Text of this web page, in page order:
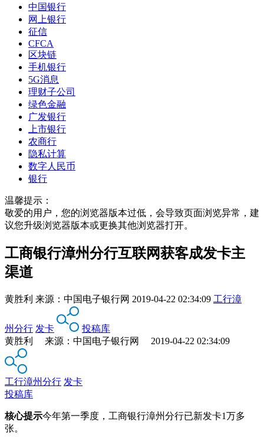
中国银行
网上银行
征信
CFCA
区块链
手机银行
5G消息
理财子公司
绿色金融
广发银行
上市银行
农商行
隐私计算
数字人民币
银行
温馨提示：
敬爱的用户，您的浏览器版本过低，会导致页面浏览异常，建
议您升级浏览器版本或更换其他浏览器打开。
工商银行漳州分行互联网获客成发卡主
渠道
黄胜利 来源： 中国电子银行网 2019-04-22 02:34:09 工行漳
州分行 发卡
投稿库
黄胜利 来源：中国电子银行网 2019-04-22 02:34:09
工行漳州分行 发卡
投稿库
核心提示今年第一季度，工商银行漳州分行已新发卡1万多
张。